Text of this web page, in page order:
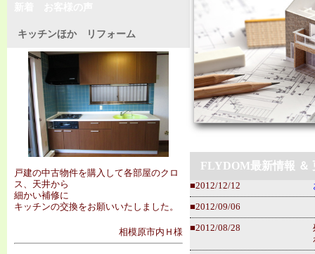
キッチンほか リフォーム
戸建の中古物件を購入して各部屋のクロ
ス、天井から
細かい補修に
キッチンの交換をお願いいたしました。
相模原市内Ｈ様
FLYDOM最新情報 ＆
■2012/12/12
■2012/09/06
■2012/08/28